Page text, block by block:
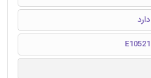
دارد
E10521